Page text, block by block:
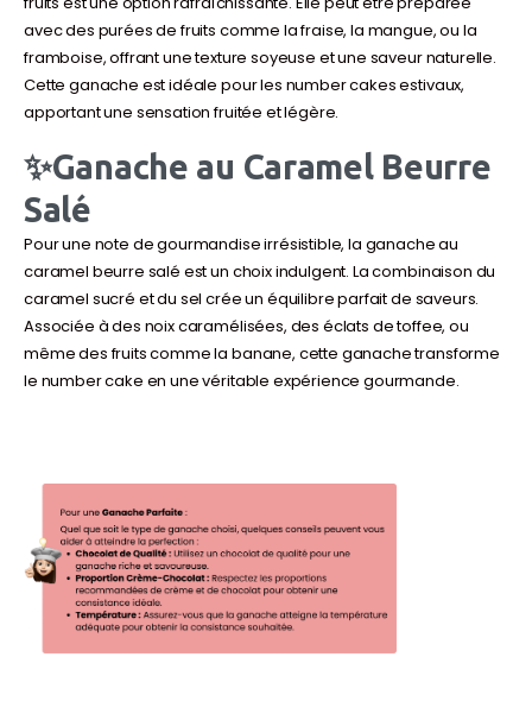
avec des purées de fruits comme la fraise, la mangue, ou la
framboise, offrant une texture soyeuse et une saveur naturelle.
Cette ganache est idéale pour les number cakes estivaux,
apportant une sensation fruitée et légère.
✨Ganache au Caramel Beurre
Salé
Pour une note de gourmandise irrésistible, la ganache au
caramel beurre salé est un choix indulgent. La combinaison du
caramel sucré et du sel crée un équilibre parfait de saveurs.
Associée à des noix caramélisées, des éclats de toffee, ou
même des fruits comme la banane, cette ganache transforme
le number cake en une véritable expérience gourmande.